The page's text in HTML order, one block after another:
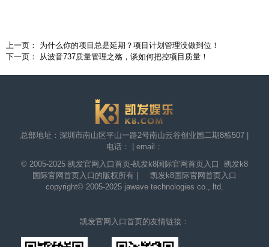
上一页： 为什么你的项目总是延期？项目计划管理没做到位！
下一页： 从波音737质量管理之殇，谈如何把控项目质量！
总部地址：深圳市南山区平山一路2号南山云谷创业园二期8栋507 |
电话： | email：
© 2005-2025 凯发官网入口首页-凯发k8国际官网首页入口
凯发k8
国际官网首页入口的版权所有 | 凯发k8国际官网首页入口
copyright© 2005-2025 jawave technologies co., ltd.
凯发官网入口首页的友情链接：